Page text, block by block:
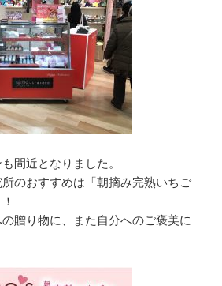
間近となりました。
のおすすめは「朝摘み完熟いちご
贈り物に、また自分へのご褒美に